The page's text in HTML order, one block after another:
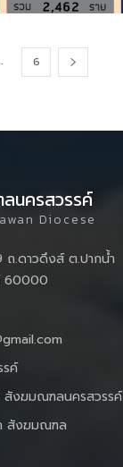
6
นครสวรรค์
Diocese
.ดาวดึงส์ ต.ปากน้ำ
60000
ค์
งฆมณฑลนครสวรรค์
สังฆมณฑล